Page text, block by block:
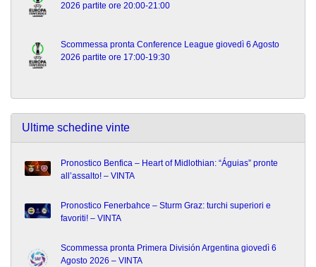
2026 partite ore 20:00-21:00
Scommessa pronta Conference League giovedì 6 Agosto
2026 partite ore 17:00-19:30
Ultime schedine vinte
Pronostico Benfica – Heart of Midlothian: “Águias” pronte
all’assalto! – VINTA
Pronostico Fenerbahce – Sturm Graz: turchi superiori e
favoriti! – VINTA
Scommessa pronta Primera División Argentina giovedì 6
Agosto 2026 – VINTA